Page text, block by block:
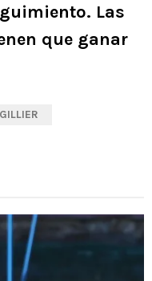
Las
que ganar